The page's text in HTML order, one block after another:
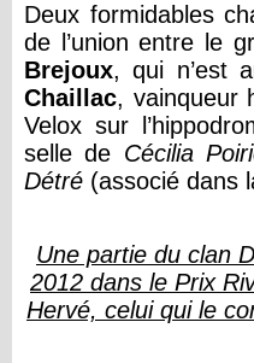
Deux formidables
de l’union entre le
Brejoux, qui n’est
Chaillac, vainqueur
Velox sur
selle de Cécilia
Détré (associé dans
Une partie du clan
2012 dans le Prix
Hervé, celui qui le